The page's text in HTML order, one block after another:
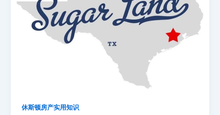
休斯顿房产实用知识